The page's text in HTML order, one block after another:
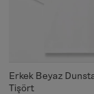
Erkek Beyaz
Tişört